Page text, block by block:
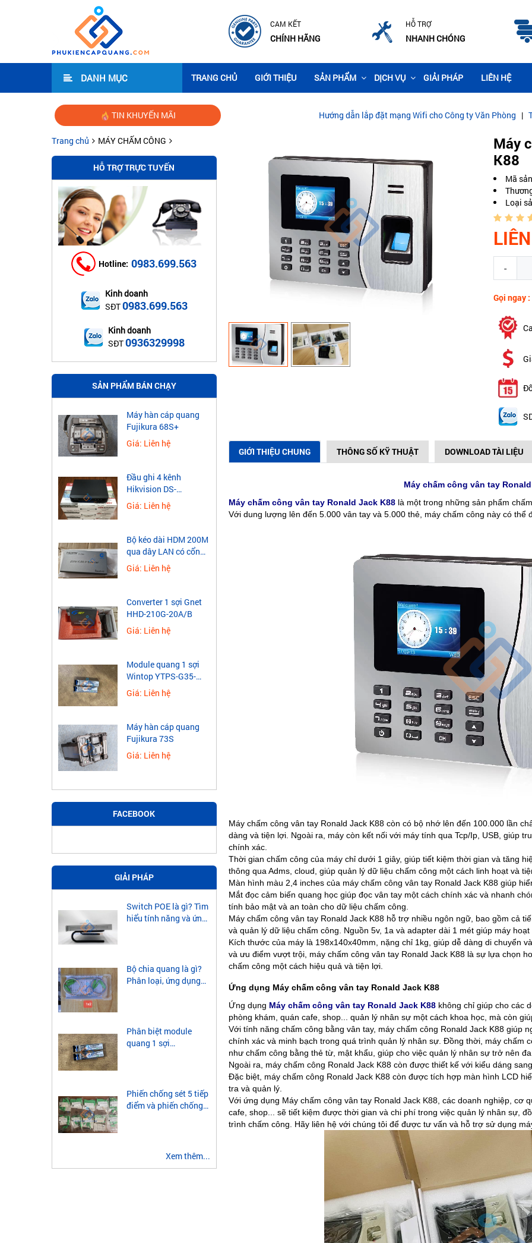
CAM KẾT
CHÍNH HÃNG
HỖ TRỢ
NHANH CHÓNG
DANH MỤC TRANG CHỦ GIỚI THIỆU SẢN PHẨM DỊCH VỤ GIẢI PHÁP LIÊN HỆ
TIN KHUYẾN MÃI Hướng dẫn lắp đặt mạng Wifi cho Công ty Văn Phòng|Thi công lắp
Trang chủ MÁY CHẤM CÔNG
HỖ TRỢ TRỰC TUYẾN
Hotline: 0983.699.563
Kinh doanh
SĐT0983.699.563
Kinh doanh
SĐT0936329998
SẢN PHẨM BÁN CHẠY
Máy hàn cáp quang
Fujikura 68S+
Giá: Liên hệ
Đầu ghi 4 kênh
Hikvision DS-
7604NXI-K1
Giá: Liên hệ
​Bộ kéo dài HDM 200M
qua dây LAN có cổng
USB
Giá: Liên hệ
Converter 1 sợi Gnet
HHD-210G-20A/B
Giá: Liên hệ
Module quang 1 sợi
Wintop YTPS-G35-
40LD 1.25G
Giá: Liên hệ
Máy hàn cáp quang
Fujikura 73S
Giá: Liên hệ
FACEBOOK
GIẢI PHÁP
Switch POE là gì? Tìm
hiểu tính năng và ứng
Bộ chia quang là gì?
Phân loại, ứng dụng
Phân biệt module
quang 1 sợi
Phiến chống sét 5 tiếp
điểm và phiến chống
Xem thêm...
Máy
K88
Mã
Loại
-
Gọi ngay
GIỚI THIỆU CHUNG THÔNG SỐ KỸ THUẬT DOWNLOAD TÀI LIỆU
Máy chấm công vân tay
Máy chấm công vân tay Ronald Jack K88là một trong những sản phẩm
Với dung lượng lên đến 5.000 vân tay và 5.000 thẻ, máy chấm công này có
Máy chấm công vân tay Ronald Jack K88 còn có bộ nhớ lên đến 100.000 lần
dàng và tiện lợi. Ngoài ra, máy còn kết nối với máy tính qua Tcp/Ip, USB, giúp
chính xác.
Thời gian chấm công của máy chỉ dưới 1 giây, giúp tiết kiệm thời gian và tăng
thông qua Adms, cloud, giúp quản lý dữ liệu chấm công một cách linh hoạt và
Màn hình màu 2,4 inches của máy chấm công vân tay Ronald Jack K88 giúp
Mắt đọc cảm biến quang học giúp đọc vân tay một cách chính xác và nhanh
tính bảo mật và an toàn cho dữ liệu chấm công.
Máy chấm công vân tay Ronald Jack K88 hỗ trợ nhiều ngôn ngữ, bao gồm cả
và quản lý dữ liệu chấm công. Nguồn 5v, 1a và adapter dài 1 mét giúp máy
Kích thước của máy là 198x140x40mm, nặng chỉ 1kg, giúp dễ dàng di chuyển
và ưu điểm vượt trội, máy chấm công vân tay Ronald Jack K88 là sự lựa chọn
chấm công một cách hiệu quả và tiện lợi.
Ứng dụng Máy chấm công vân tay Ronald Jack K88
Ứng dụng Máy chấm công vân tay Ronald Jack K88không chỉ giúp cho các
phòng khám, quán cafe, shop... quản lý nhân sự một cách khoa học, mà còn
Với tính năng chấm công bằng vân tay, máy chấm công Ronald Jack K88 giúp
chính xác và minh bạch trong quá trình quản lý nhân sự. Đồng thời, máy chấm
như chấm công bằng thẻ từ, mật khẩu, giúp cho việc quản lý nhân sự trở nên
Ngoài ra, máy chấm công Ronald Jack K88 còn được thiết kế với kiểu dáng
Đặc biệt, máy chấm công Ronald Jack K88 còn được tích hợp màn hình LCD
tra và quản lý.
Với ứng dụng Máy chấm công vân tay Ronald Jack K88, các doanh nghiệp, cơ
cafe, shop... sẽ tiết kiệm được thời gian và chi phí trong việc quản lý nhân sự,
trình chấm công. Hãy liên hệ với chúng tôi để được tư vấn và hỗ trợ sử dụng